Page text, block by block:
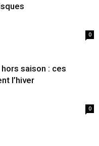
0
saison : ces
l’hiver
0